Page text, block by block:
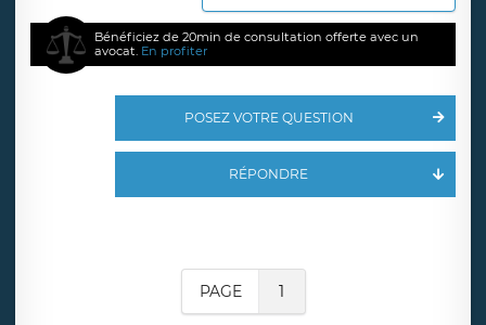
Bénéficiez de 20min de consultation offerte avec un
avocat. En profiter
POSEZ VOTRE QUESTION
RÉPONDRE
PAGE 1